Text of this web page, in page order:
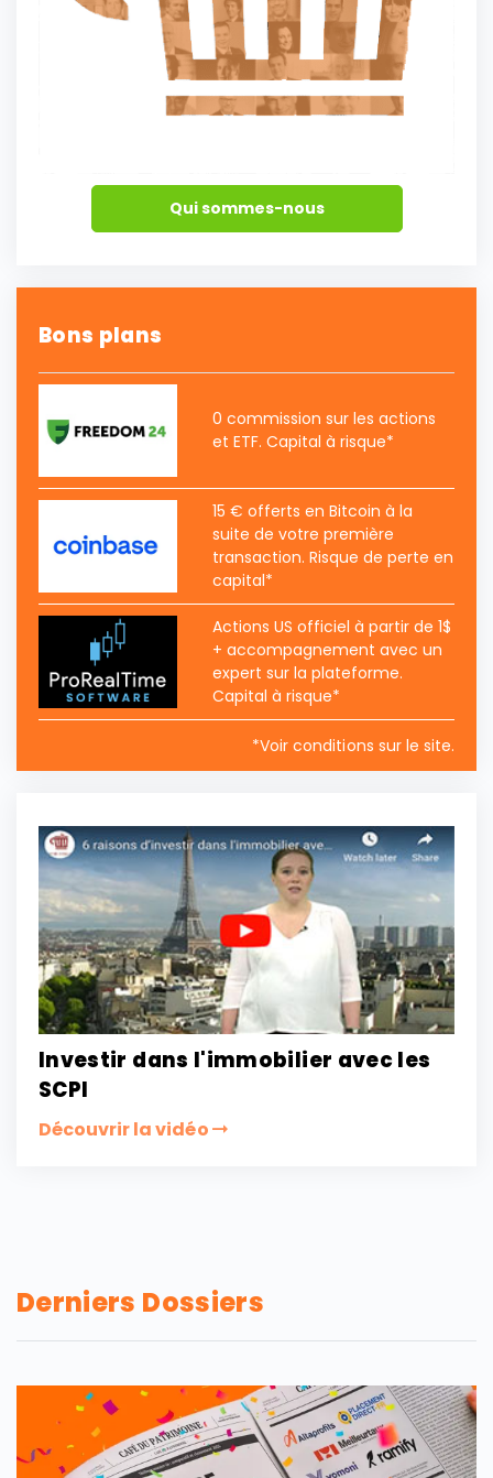
Qui sommes-nous
Bons plans
0 commission sur les actions
et ETF. Capital à risque*
15 € offerts en Bitcoin à la
suite de votre première
transaction. Risque de perte en
capital*
Actions US officiel à partir de 1$
+ accompagnement avec un
expert sur la plateforme.
Capital à risque*
*Voir conditions sur le site.
Investir dans l'immobilier avec les
SCPI
Découvrir la vidéo
Derniers Dossiers